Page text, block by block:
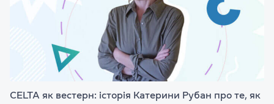
CELTA як вестерн: історія Катерини Рубан про те, як